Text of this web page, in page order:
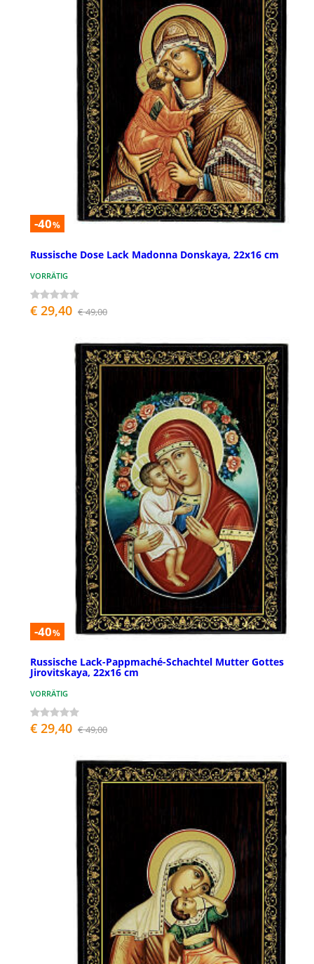
-40%
Russische Dose Lack Madonna Donskaya, 22x16 cm
VORRÄTIG
€ 29,40 € 49,00
-40%
Russische Lack-Pappmaché-Schachtel Mutter Gottes
Jirovitskaya, 22x16 cm
VORRÄTIG
€ 29,40 € 49,00